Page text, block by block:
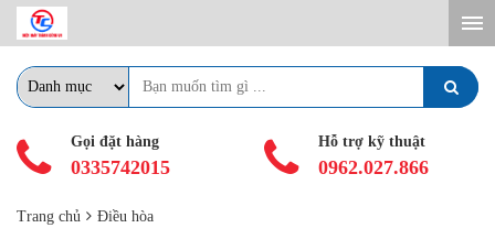
Gọi đặt hàng
0335742015
Hỗ trợ kỹ thuật
0962.027.866
Trang chủ Điều hòa